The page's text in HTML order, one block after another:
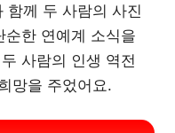
함께 두 사람의 사진
한 연예계 소식을
사람의 인생 역전
망을 주었어요.